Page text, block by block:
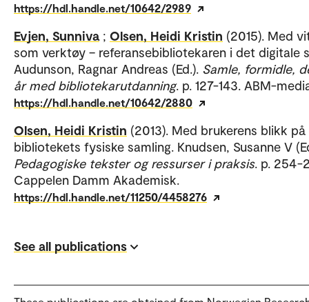
https://hdl.handle.net/10642/2989
Evjen, Sunniva ; Olsen, Heidi Kristin (2015). Med
som verktøy – referansebibliotekaren i det digitale
Audunson, Ragnar Andreas (Ed.). Samle, formidle,
år med bibliotekarutdanning. p. 127-143. ABM-
https://hdl.handle.net/10642/2880
Olsen, Heidi Kristin (2013). Med brukerens blikk på
bibliotekets fysiske samling. Knudsen, Susanne V
Pedagogiske tekster og ressurser i praksis. p. 254-
Cappelen Damm Akademisk.
https://hdl.handle.net/11250/4458276
See all publications